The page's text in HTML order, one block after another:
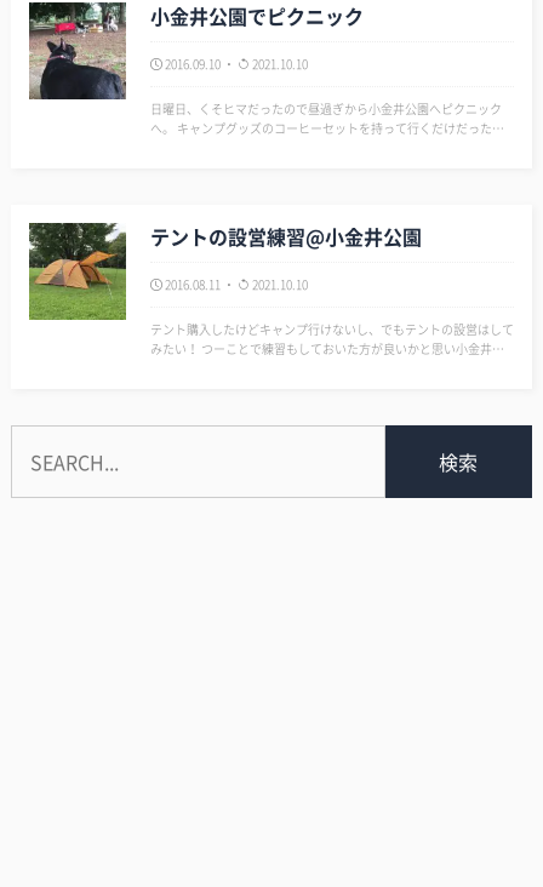
小金井公園でピクニック
2016.09.10 2021.10.10
日曜日、くそヒマだったので昼過ぎから小金井公園へピクニック
へ。 キャンプグッズのコーヒーセットを持って行くだけだったか
テントの設営練習@小金井公園
2016.08.11 2021.10.10
テント購入したけどキャンプ行けないし、でもテントの設営はして
みたい！ つーことで練習もしておいた方が良いかと思い小金井公
検索